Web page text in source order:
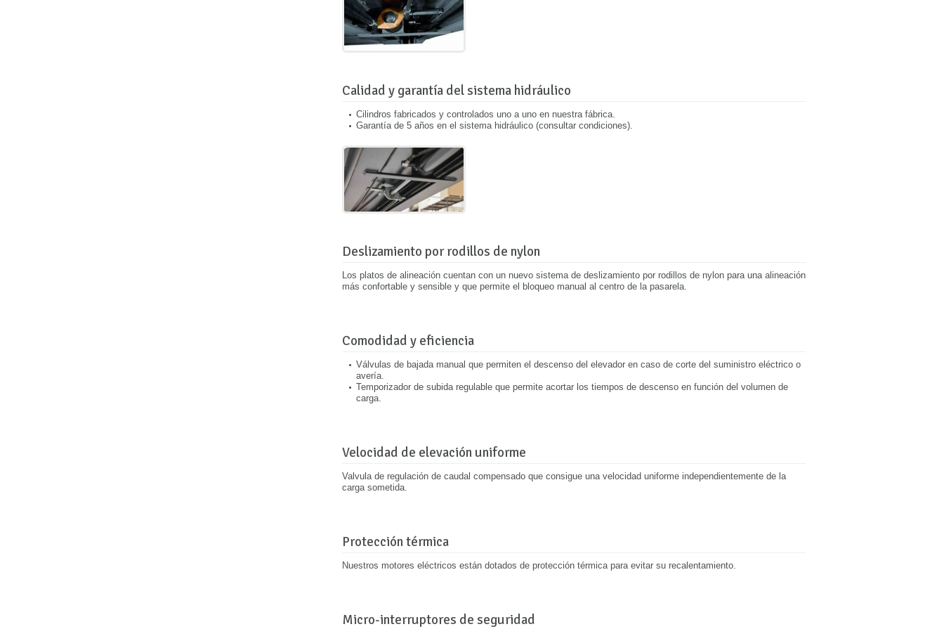
Calidad y garantía del sistema hidráulico
Cilindros fabricados y controlados uno a uno en nuestra fábrica.
Garantía de 5 años en el sistema hidráulico (consultar condiciones).
Deslizamiento por rodillos de nylon
Los platos de alineación cuentan con un nuevo sistema de deslizamiento por rodillos de nylon para una alineación
más confortable y sensible y que permite el bloqueo manual al centro de la pasarela.
Comodidad y eficiencia
Válvulas de bajada manual que permiten el descenso del elevador en caso de corte del suministro eléctrico o
avería.
Temporizador de subida regulable que permite acortar los tiempos de descenso en función del volumen de
carga.
Velocidad de elevación uniforme
Valvula de regulación de caudal compensado que consigue una velocidad uniforme independientemente de la
carga sometida.
Protección térmica
Nuestros motores eléctricos están dotados de protección térmica para evitar su recalentamiento.
Micro-interruptores de seguridad